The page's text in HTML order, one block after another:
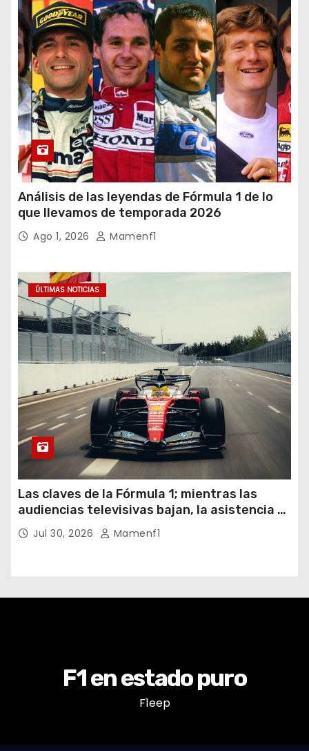
Análisis de las leyendas de Fórmula 1 de lo
que llevamos de temporada 2026
Ago 1, 2026 Mamenf1
ÚLTIMAS NOTICIAS
Las claves de la Fórmula 1; mientras las
audiencias televisivas bajan, la asistencia a
los circuitos suben y en España se nos
vienen sorpresas
Jul 30, 2026 Mamenf1
F1 en estado puro
F1eep